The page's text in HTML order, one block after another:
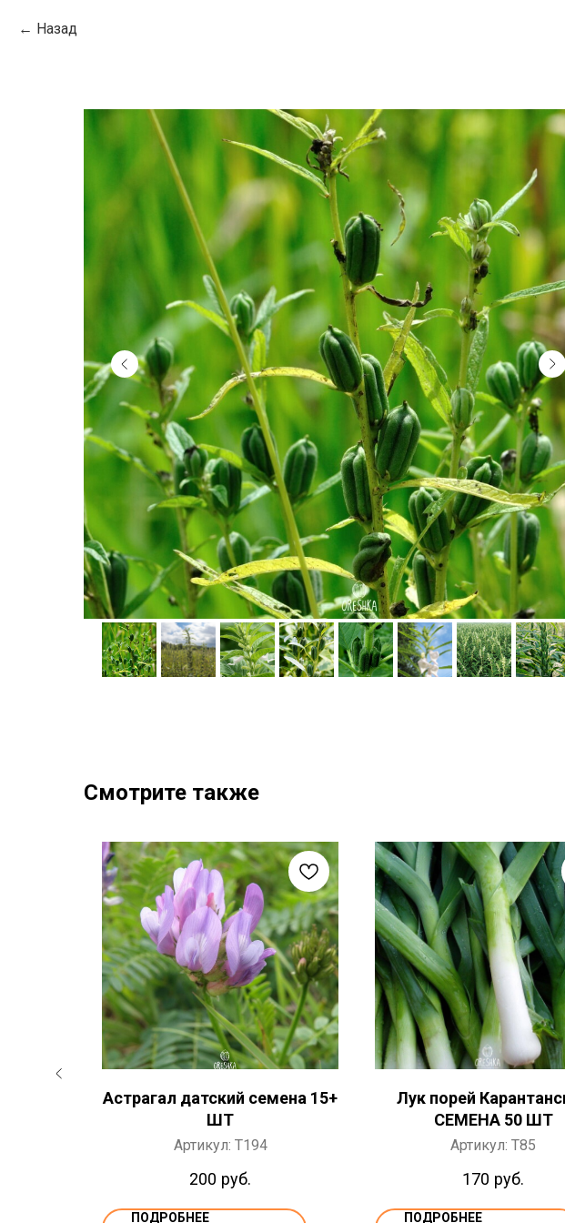
Назад
Смотрите также
Астрагал датский семена 15+
ШТ
Артикул: T194
200 руб.
ПОДРОБНЕЕ
Лук порей
СЕМЕНА 50 ШТ
Артикул: T85
170 руб.
ПОДРОБНЕЕ